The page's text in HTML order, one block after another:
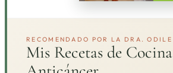
RECOMENDADO POR LA DRA. ODILE
Mis Recetas de Cocina